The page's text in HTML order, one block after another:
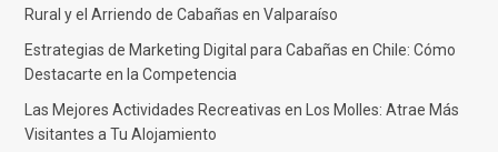
Rural y el Arriendo de Cabañas en Valparaíso
Estrategias de Marketing Digital para Cabañas en Chile: Cómo
Destacarte en la Competencia
Las Mejores Actividades Recreativas en Los Molles: Atrae Más
Visitantes a Tu Alojamiento